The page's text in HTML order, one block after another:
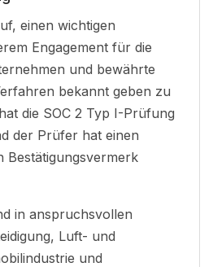
einen wichtigen
Engagement für die
und bewährte
bekannt geben zu
die SOC 2 Typ I-Prüfung
der Prüfer hat einen
Bestätigungsvermerk
in anspruchsvollen
Luft- und
und